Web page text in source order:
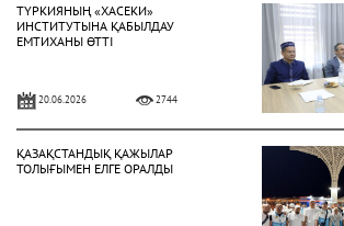
ТҮРКИЯНЫҢ «ХАСЕКИ»
ИНСТИТУТЫНА ҚАБЫЛДАУ
ЕМТИХАНЫ ӨТТІ
20.06.2026 2744
ҚАЗАҚСТАНДЫҚ ҚАЖЫЛАР
ТОЛЫҒЫМЕН ЕЛГЕ ОРАЛДЫ